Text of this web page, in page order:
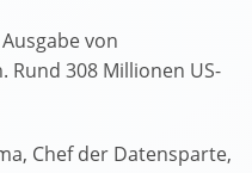
von
Rund 308 Millionen US-
Chef der Datensparte,